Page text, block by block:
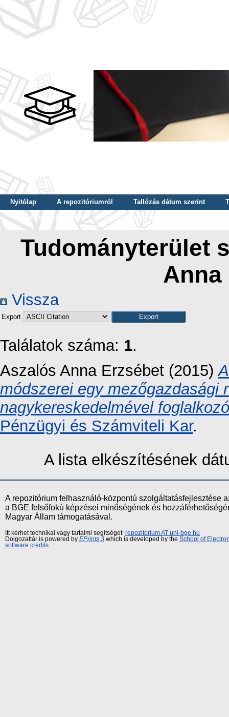
Nyitólap A repozitóriumról Tallózás dátum szerint
Tallózás szerző szerint
Tallózás nyelv szerint
Tudományterület
Anna
Vissza
Export
Találatok száma: 1.
Aszalós Anna Erzsébet (2015)
módszerei egy mezőgazdasági
nagykereskedelmével
Pénzügyi és Számviteli Kar.
A lista elkészítésének
A repozitórium felhasználó-központú szolgáltatásfejlesztése
a BGE felsőfokú képzései minőségének és
Magyar Állam támogatásával.
Itt kérhet technikai vagy tartalmi segítséget: repozitorium AT uni-bge.hu
Dolgozattár is powered by EPrints 3 which is developed by the School of
software credits